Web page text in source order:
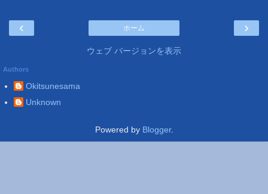
‹ ›
ホーム
ウェブ バージョンを表示
Authors
Okitsunesama
Unknown
Powered by Blogger.